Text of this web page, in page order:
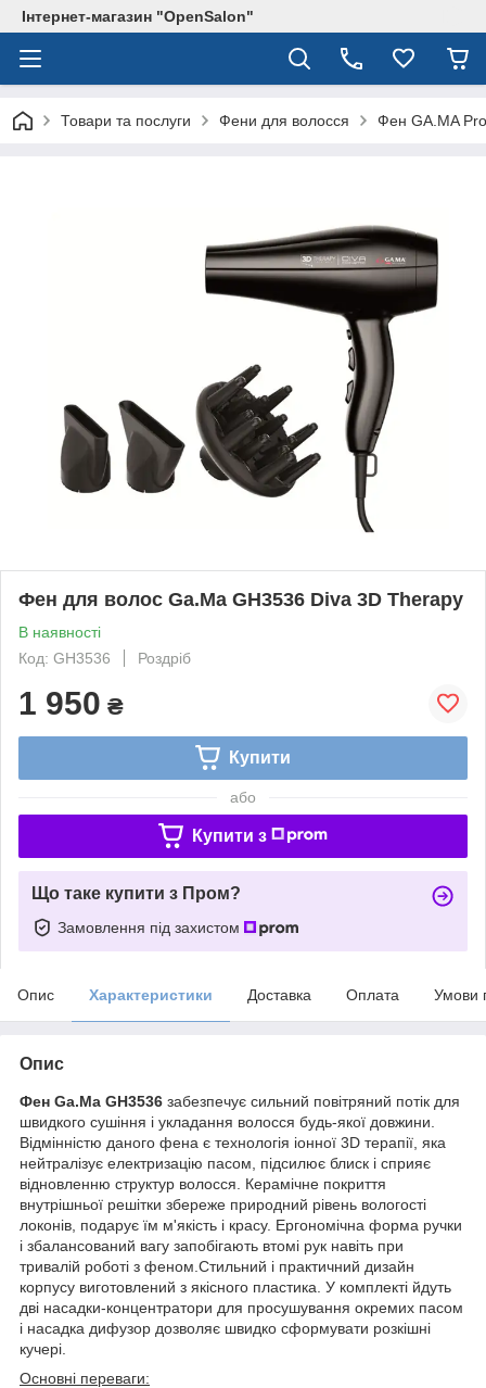
Інтернет-магазин "OpenSalon"
Товари та послуги Фени для волосся Фен GA.MA
Фен для волос Ga.Ma GH3536 Diva 3D Therapy
В наявності
Код: GH3536
Роздріб
1 950 ₴
Купити
або
Купити з
Що таке купити з Пром?
Замовлення під захистом
Опис Характеристики Доставка Оплата Умови
Опис
Фен Ga.Ma GH3536 забезпечує сильний повітряний потік для
швидкого сушіння і укладання волосся будь-якої довжини.
Відмінністю даного фена є технологія іонної 3D терапії, яка
нейтралізує електризацію пасом, підсилює блиск і сприяє
відновленню структур волосся. Керамічне покриття
внутрішньої решітки збереже природний рівень вологості
локонів, подарує їм м'якість і красу. Ергономічна форма ручки
і збалансований вагу запобігають втомі рук навіть при
тривалій роботі з феном.Стильний і практичний дизайн
корпусу виготовлений з якісного пластика. У комплекті йдуть
дві насадки-концентратори для просушування окремих пасом
і насадка дифузор дозволяє швидко сформувати розкішні
кучері.
Основні переваги: